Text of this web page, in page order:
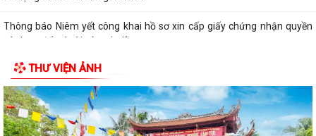
sử dụng đất và tài sản gắn liền...
sử dụng đất và tài sản gắn liền...
Thông báo niêm yết công khai hồ sơ xin cấp giấy chứng nhận quyền
sử dụng đất và tài sản gắn liền...
THƯ VIỆN ẢNH